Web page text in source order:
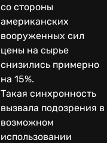
со стороны
американских
вооруженных сил
цены на сырье
снизились примерно
на 15%.
Такая синхронность
вызвала подозрения в
возможном
использовании